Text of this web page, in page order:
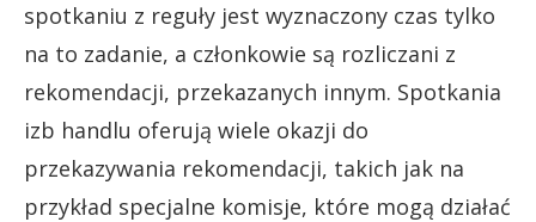
spotkaniu z reguły jest wyznaczony czas tylko
na to zadanie, a członkowie są rozliczani z
rekomendacji, przekazanych innym. Spotkania
izb handlu oferują wiele okazji do
przekazywania rekomendacji, takich jak na
przykład specjalne komisje, które mogą działać